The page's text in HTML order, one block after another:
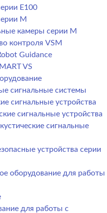
E100
M
камеры серии M
контроля VSM
Guidance
VS
сигнальные системы
сигнальные устройства
сигнальные устройства
сигнальные
устройства серии
оборудование для работы
для работы с